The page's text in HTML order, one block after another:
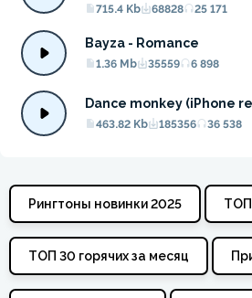
715.4 Kb 68828 25 171
Bayza - Romance
1.36 Mb 35559 6 898
Dance monkey (iPhone
463.82 Kb 185356 36 538
Рингтоны новинки 2025 ТОП
ТОП 30 горячих за месяц